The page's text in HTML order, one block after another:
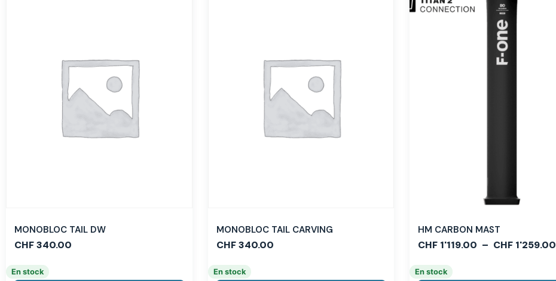
MONOBLOC TAIL DW
CHF340.00
En stock
MONOBLOC TAIL CARVING
CHF340.00
En stock
HM CARBON MAST
CHF 1'119.00 – CHF 1'259.00
En stock